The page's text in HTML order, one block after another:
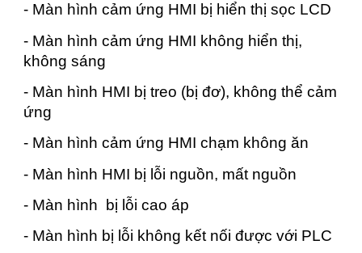
- Màn hình cảm ứng HMI bị hiển thị sọc LCD
- Màn hình cảm ứng HMI không hiển thị,
không sáng
- Màn hình HMI bị treo (bị đơ), không thể cảm
ứng
- Màn hình cảm ứng HMI chạm không ăn
- Màn hình HMI bị lỗi nguồn, mất nguồn
- Màn hình bị lỗi cao áp
- Màn hình bị lỗi không kết nối được với PLC